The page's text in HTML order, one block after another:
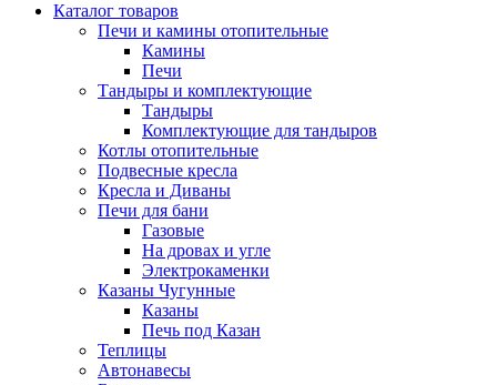
Каталог товаров
Печи и камины отопительные
Камины
Печи
Тандыры и комплектующие
Тандыры
Комплектующие для тандыров
Котлы отопительные
Подвесные кресла
Кресла и Диваны
Печи для бани
Газовые
На дровах и угле
Электрокаменки
Казаны Чугунные
Казаны
Печь под Казан
Теплицы
Автонавесы